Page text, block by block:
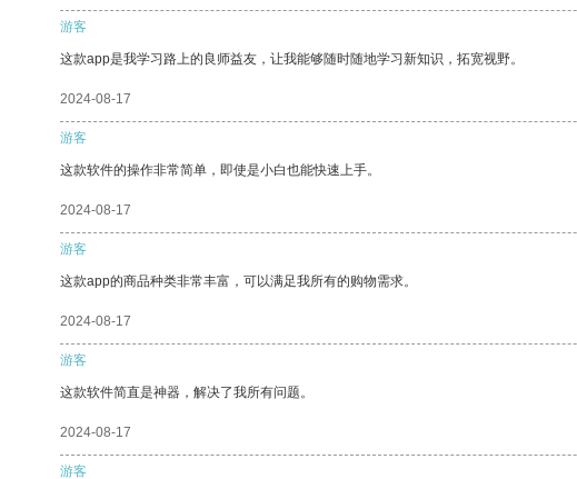
游客
这款app是我学习路上的良师益友，让我能够随时随地学习新知识，拓宽视野。
2024-08-17
游客
这款软件的操作非常简单，即使是小白也能快速上手。
2024-08-17
游客
这款app的商品种类非常丰富，可以满足我所有的购物需求。
2024-08-17
游客
这款软件简直是神器，解决了我所有问题。
2024-08-17
游客